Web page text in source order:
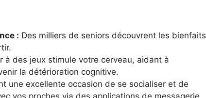
: Des milliers de seniors découvrent les bienfaits
à des jeux stimule votre cerveau, aidant à
la détérioration cognitive.
une excellente occasion de se socialiser et de